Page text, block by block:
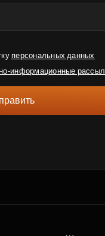
персональных данных
информационные